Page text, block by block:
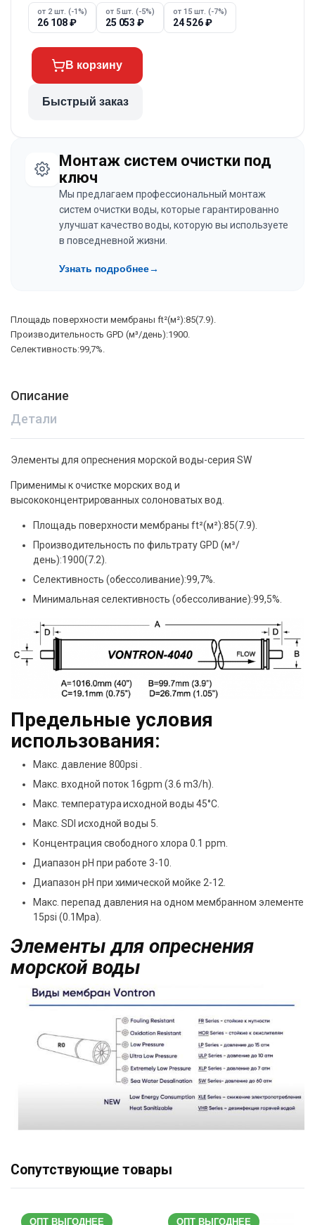
от 2 шт. (-1%)
26 108₽
от 5 шт. (-5%)
25 053₽
от 15 шт. (-7%)
24 526₽
В корзину
Быстрый заказ
Монтаж систем очистки под
ключ
Мы предлагаем профессиональный монтаж
систем очистки воды, которые гарантированно
улучшат качество воды, которую вы используете
в повседневной жизни.
Узнать подробнее→
Площадь поверхности мембраны ft²(м²):85(7.9).
Производительность GPD (м³/день):1900.
Селективность:99,7%.
Описание
Детали
Элементы для опреснения морской воды-серия SW
Применимы к очистке морских вод и
высококонцентрированных солоноватых вод.
Площадь поверхности мембраны ft²(м²):85(7.9).
Производительность по фильтрату GPD (м³/
день):1900(7.2).
Селективность (обессоливание):99,7%.
Минимальная селективность (обессоливание):99,5%.
Предельные условия
использования:
Макс. давление 800psi .
Макс. входной поток 16gpm (3.6 m3/h).
Макс. температура исходной воды 45°С.
Макс. SDI исходной воды 5.
Концентрация свободного хлора 0.1 ppm.
Диапазон pH при работе 3-10.
Диапазон pH при химической мойке 2-12.
Макс. перепад давления на одном мембранном элементе
15psi (0.1Mpa).
Элементы для опреснения
морской воды
Сопутствующие товары
ОПТ ВЫГОДНЕЕ ОПТ ВЫГОДНЕЕ